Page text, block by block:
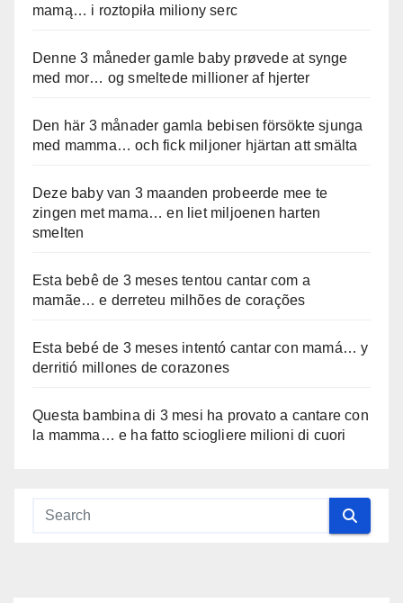
mamą… i roztopiła miliony serc
Denne 3 måneder gamle baby prøvede at synge
med mor… og smeltede millioner af hjerter
Den här 3 månader gamla bebisen försökte sjunga
med mamma… och fick miljoner hjärtan att smälta
Deze baby van 3 maanden probeerde mee te
zingen met mama… en liet miljoenen harten
smelten
Esta bebê de 3 meses tentou cantar com a
mamãe… e derreteu milhões de corações
Esta bebé de 3 meses intentó cantar con mamá… y
derritió millones de corazones
Questa bambina di 3 mesi ha provato a cantare con
la mamma… e ha fatto sciogliere milioni di cuori